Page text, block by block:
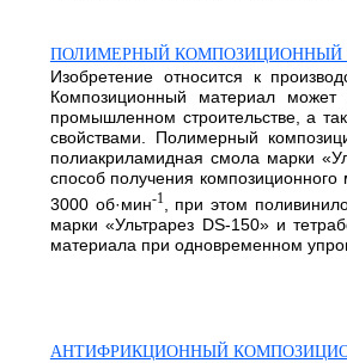
ПОЛИМЕРНЫЙ КОМПОЗИЦИОННЫЙ
Изобретение относится к
Композиционный материал может
промышленном строительстве, а
свойствами. Полимерный
полиакриламидная смола марки
способ получения
3000 об·мин-1, при этом
марки «Ультрарез DS-150» и
материала при одновременном
АНТИФРИКЦИОННЫЙ